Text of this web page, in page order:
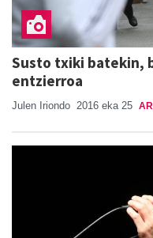
Susto txiki batekin,
entzierroa
Julen Iriondo 2016 eka 25